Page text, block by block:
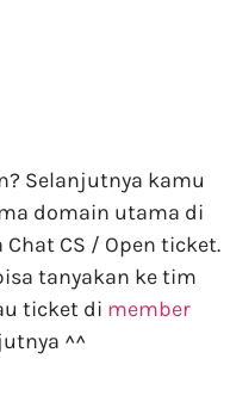
Selanjutnya kamu
domain utama di
CS / Open ticket.
tanyakan ke tim
ticket di member
^^